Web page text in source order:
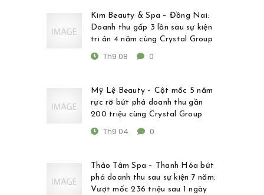
Kim Beauty & Spa – Đồng Nai:
Doanh thu gấp 3 lần sau sự kiện
tri ân 4 năm cùng Crystal Group
Th9 08 0
Mỹ Lệ Beauty – Cột mốc 5 năm
rực rỡ bứt phá doanh thu gần
200 triệu cùng Crystal Group
Th9 04 0
Thảo Tâm Spa – Thanh Hóa bứt
phá doanh thu sau sự kiện 7 năm:
Vượt mốc 236 triệu sau 1 ngày